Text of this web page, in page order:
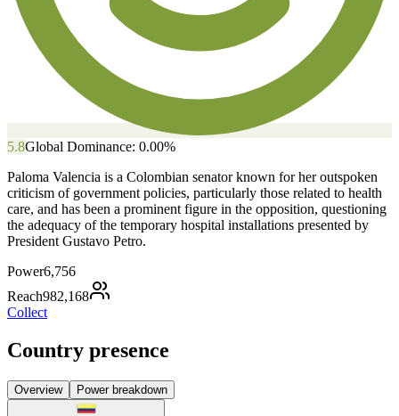
5.8Global Dominance: 0.00%
Paloma Valencia is a Colombian senator known for her outspoken
criticism of government policies, particularly those related to health
care, and has been a prominent figure in the opposition, questioning
the adequacy of the temporary hospital installations presented by
President Gustavo Petro.
Power6,756
Reach982,168
Collect
Country presence
Overview Power breakdown